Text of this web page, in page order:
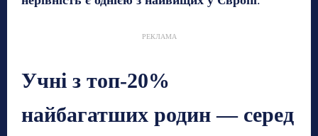
РЕКЛАМА
Учні з топ-20%
найбагатших родин — серед